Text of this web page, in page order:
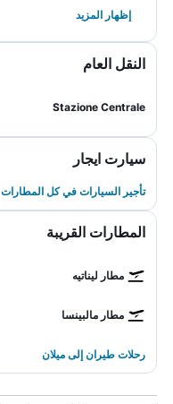
إظهار المزيد
النقل العام
Stazione Centrale
سيارت ايجار
تأجير السيارات في كل المطارات
المطارات القريبة
مطار ليناتيه
مطار مالبينسا
رحلات طيران إلى ميلان